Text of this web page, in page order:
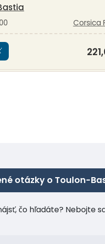
Corsica
otázky o Toulon-
čo hľadáte? Nebojte